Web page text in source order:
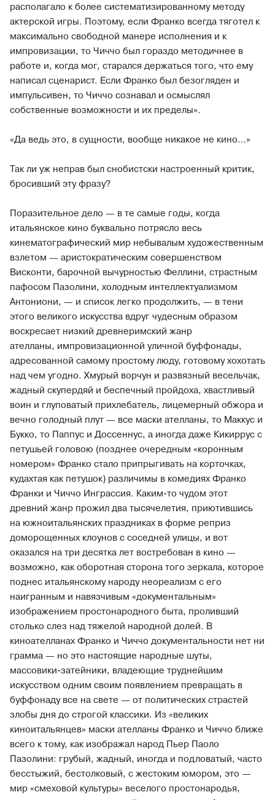
располагало к более систематизированному методу
актерской игры. Поэтому, если Франко всегда тяготел к
максимально свободной манере исполнения и к
импровизации, то Чиччо был гораздо методичнее в
работе и, когда мог, старался держаться того, что ему
написал сценарист. Если Франко был безогляден и
импульсивен, то Чиччо сознавал и осмыслял
собственные возможности и их пределы».
«Да ведь это, в сущности, вообще никакое не кино…»
Так ли уж неправ был снобистски настроенный критик,
бросивший эту фразу?
Поразительное дело — в те самые годы, когда
итальянское кино буквально потрясло весь
кинематографический мир небывалым художественным
взлетом — аристократическим совершенством
Висконти, барочной вычурностью Феллини, страстным
пафосом Пазолини, холодным интеллектуализмом
Антониони, — и список легко продолжить, — в тени
этого великого искусства вдруг чудесным образом
воскресает низкий древнеримский жанр
ателланы, импровизационной уличной буффонады,
адресованной самому простому люду, готовому хохотать
над чем угодно. Хмурый ворчун и развязный весельчак,
жадный скупердяй и беспечный пройдоха, хвастливый
воин и глуповатый прихлебатель, лицемерный обжора и
вечно голодный плут — все маски ателланы, то Маккус и
Букко, то Паппус и Доссеннус, а иногда даже Кикиррус с
петушьей головою (позднее очередным «коронным
номером» Франко стало припрыгивать на корточках,
кудахтая как петушок) различимы в комедиях Франко
Франки и Чиччо Инграссия. Каким-то чудом этот
древний жанр прожил два тысячелетия, приютившись
на южноитальянских праздниках в форме реприз
доморощенных клоунов с соседней улицы, и вот
оказался на три десятка лет востребован в кино —
возможно, как оборотная сторона того зеркала, которое
поднес итальянскому народу неореализм с его
наигранным и навязчивым «документальным»
изображением простонародного быта, проливший
столько слез над тяжелой народной долей. В
киноателланах Франко и Чиччо документальности нет ни
грамма — но это настоящие народные шуты,
массовики-затейники, владеющие труднейшим
искусством одним своим появлением превращать в
буффонаду все на свете — от политических страстей
злобы дня до строгой классики. Из «великих
киноитальянцев» маски ателланы Франко и Чиччо ближе
всего к тому, как изображал народ Пьер Паоло
Пазолини: грубый, жадный, иногда и подловатый, часто
бесстыжий, бестолковый, с жестоким юмором, это —
мир «смеховой культуры» веселого простонародья,